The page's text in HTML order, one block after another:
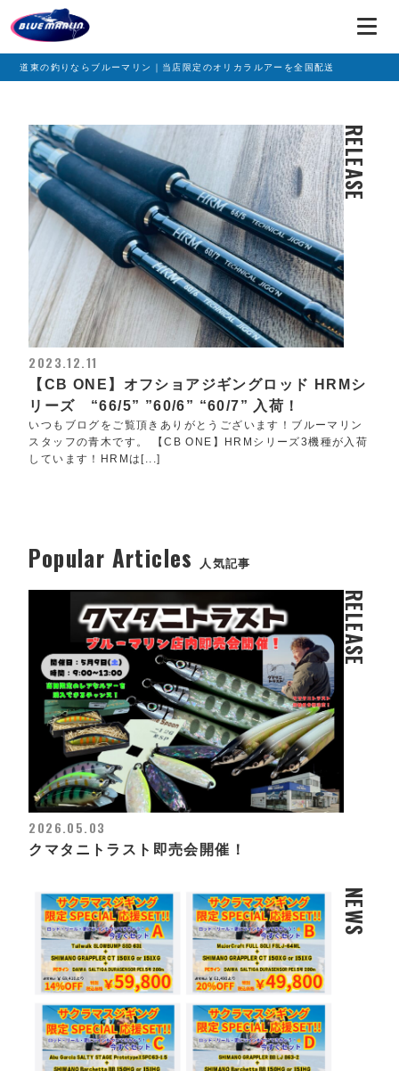
道東の釣りならブルーマリン｜当店限定のオリカラルアーを全国配送
RELEASE
2023.12.11
【CB ONE】オフショアジギングロッド HRMシ
リーズ “66/5” ”60/6” “60/7” 入荷！
いつもブログをご覧頂きありがとうございます！ブルーマリン
スタッフの青木です。 【CB ONE】HRMシリーズ3機種が入荷
しています！HRMは[...]
Popular Articles 人気記事
RELEASE
2026.05.03
クマタニトラスト即売会開催！
NEWS